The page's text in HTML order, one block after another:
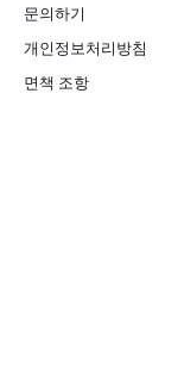
문의하기
개인정보처리방침
면책 조항